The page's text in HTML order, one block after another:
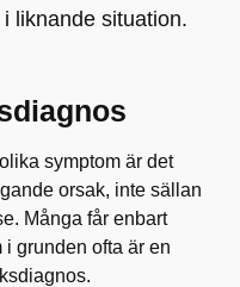
liknande situation.
symptom är det
orsak, inte sällan
Många får enbart
grunden ofta är en